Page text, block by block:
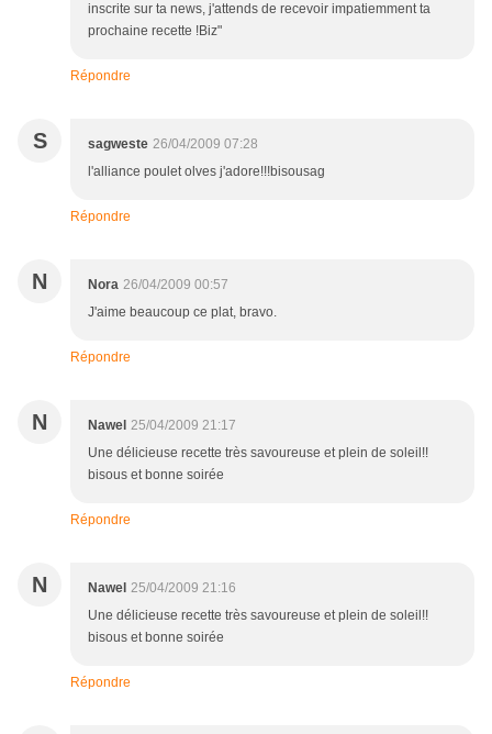
inscrite sur ta news, j'attends de recevoir impatiemment ta
prochaine recette !Biz"
Répondre
S sagweste 26/04/2009 07:28
l'alliance poulet olves j'adore!!!bisousag
Répondre
N Nora 26/04/2009 00:57
J'aime beaucoup ce plat, bravo.
Répondre
N Nawel 25/04/2009 21:17
Une délicieuse recette très savoureuse et plein de soleil!!
bisous et bonne soirée
Répondre
N Nawel 25/04/2009 21:16
Une délicieuse recette très savoureuse et plein de soleil!!
bisous et bonne soirée
Répondre